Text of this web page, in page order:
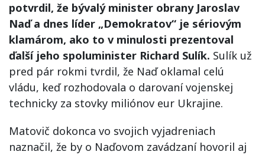
potvrdil, že bývalý minister obrany Jaroslav
Naď a dnes líder „Demokratov“ je sériovým
klamárom, ako to v minulosti prezentoval
ďalší jeho spoluminister Richard Sulík. Sulík už
pred pár rokmi tvrdil, že Naď oklamal celú
vládu, keď rozhodovala o darovaní vojenskej
technicky za stovky miliónov eur Ukrajine.
Matovič dokonca vo svojich vyjadreniach
naznačil, že by o Naďovom zavádzaní hovoril aj